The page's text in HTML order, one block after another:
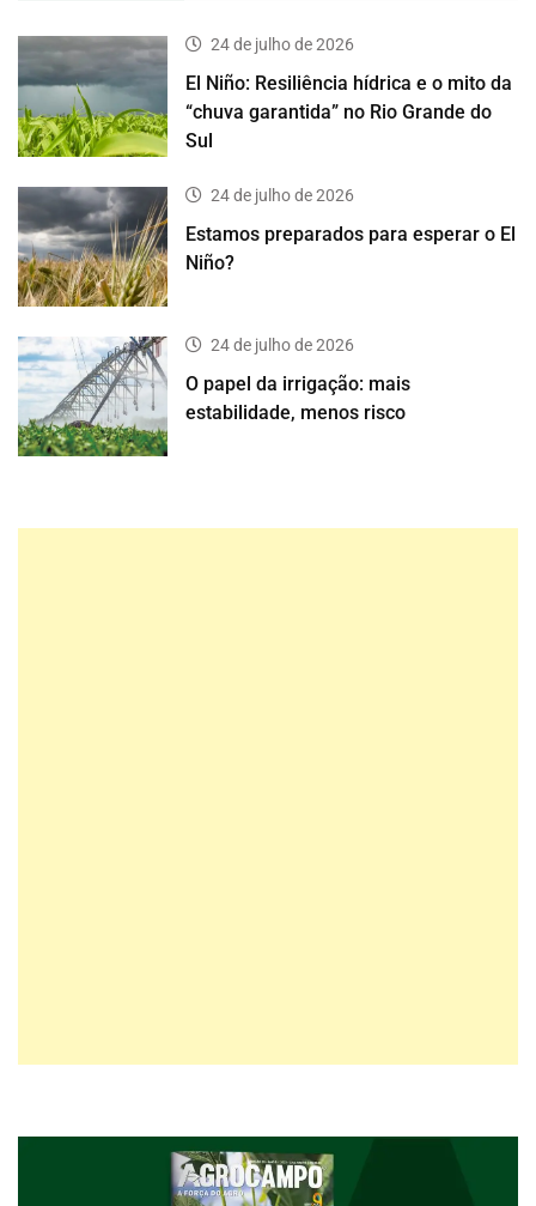
24 de julho de 2026
El Niño: Resiliência hídrica e o mito da
“chuva garantida” no Rio Grande do
Sul
24 de julho de 2026
Estamos preparados para esperar o El
Niño?
24 de julho de 2026
O papel da irrigação: mais
estabilidade, menos risco